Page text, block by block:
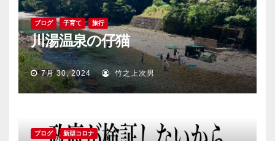
ブログ 子育て 旅行
川湯温泉の仔猫
7月 30, 2024 竹之上次男
ブログ 新型コロナ